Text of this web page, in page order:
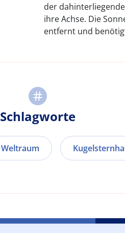
der
ihre Achse. Die
entfernt und
Schlagworte
Weltraum